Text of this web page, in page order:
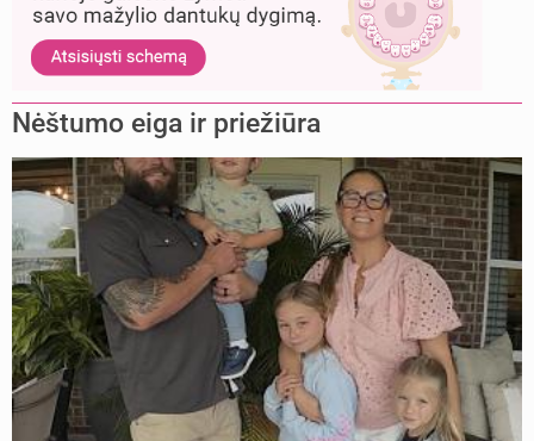
Nėštumo eiga ir priežiūra